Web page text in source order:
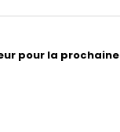
pour la prochaine